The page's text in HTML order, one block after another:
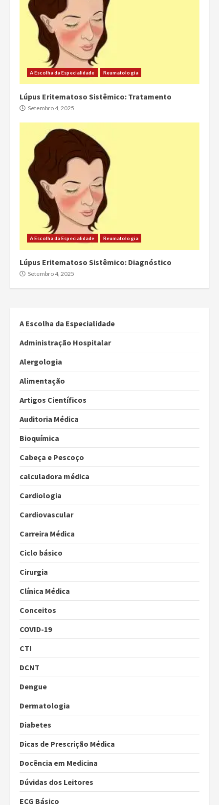
A Escolha da Especialidade Reumatologia
Lúpus Eritematoso Sistêmico: Tratamento
Setembro 4, 2025
A Escolha da Especialidade Reumatologia
Lúpus Eritematoso Sistêmico: Diagnóstico
Setembro 4, 2025
A Escolha da Especialidade
Administração Hospitalar
Alergologia
Alimentação
Artigos Científicos
Auditoria Médica
Bioquímica
Cabeça e Pescoço
calculadora médica
Cardiologia
Cardiovascular
Carreira Médica
Ciclo básico
Cirurgia
Clínica Médica
Conceitos
COVID-19
CTI
DCNT
Dengue
Dermatologia
Diabetes
Dicas de Prescrição Médica
Docência em Medicina
Dúvidas dos Leitores
ECG Básico